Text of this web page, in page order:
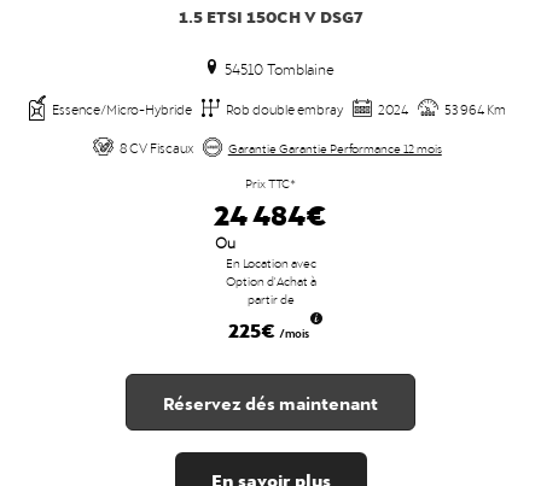
1.5 ETSI 150CH V DSG7
54510 Tomblaine
Essence/Micro-Hybride Rob double embray 2024
53 964 Km
8 CV Fiscaux
Garantie Garantie Performance 12 mois
Prix TTC*
24 484€
Ou
En Location avec
Option d'Achat à
partir de
225€ /mois
Réservez dés maintenant
En savoir plus